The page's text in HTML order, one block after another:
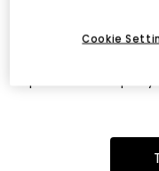
Detta kan bero på att
flyttats. Vi ber om
prova att söka på
Cookie